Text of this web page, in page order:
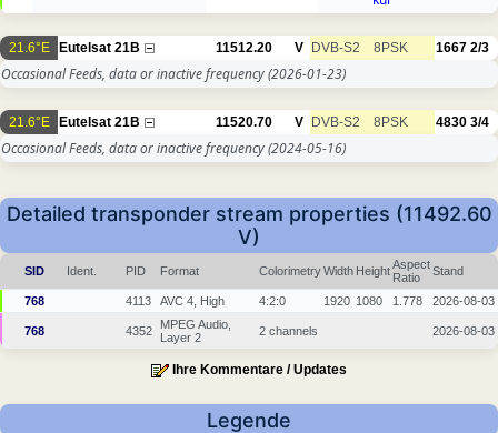
21.6°E Eutelsat 21B 11512.20 V DVB-S2 8PSK 1667 2/3
Occasional Feeds, data or inactive frequency(2026-01-23)
21.6°E Eutelsat 21B 11520.70 V DVB-S2 8PSK 4830 3/4
Occasional Feeds, data or inactive frequency(2024-05-16)
Detailed transponder stream properties (11492.60
V)
SID Ident. PID Format ColorimetryWidth HeightAspect
Ratio
Stand
768 4113 AVC 4, High 4:2:0 1920 1080 1.778 2026-08-03
768 4352
MPEG Audio,
Layer 2
2 channels 2026-08-03
Ihre Kommentare / Updates
Legende